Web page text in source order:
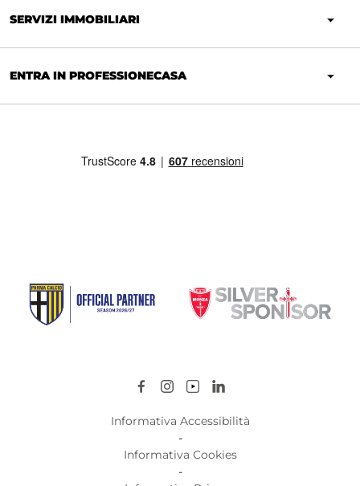
SERVIZI IMMOBILIARI
ENTRA IN PROFESSIONECASA
Informativa Accessibilità
-
Informativa Cookies
-